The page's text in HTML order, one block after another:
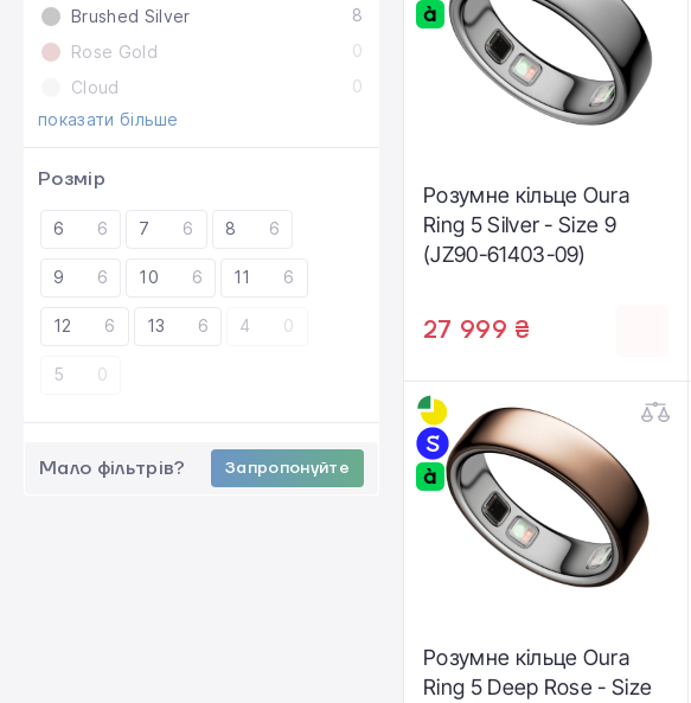
Brushed Silver
8
Rose Gold
0
Cloud
0
показати більше
Розмір
6 6 7 6 8 6
9 6 10 6 11 6
12 6 13 6 4 0
5 0
Мало фільтрів? Запропонуйте
Розумне кільце Oura
Ring 5 Silver - Size 9
(JZ90-61403-09)
27 999 ₴
Розумне кільце Oura
Ring 5 Deep Rose - Size